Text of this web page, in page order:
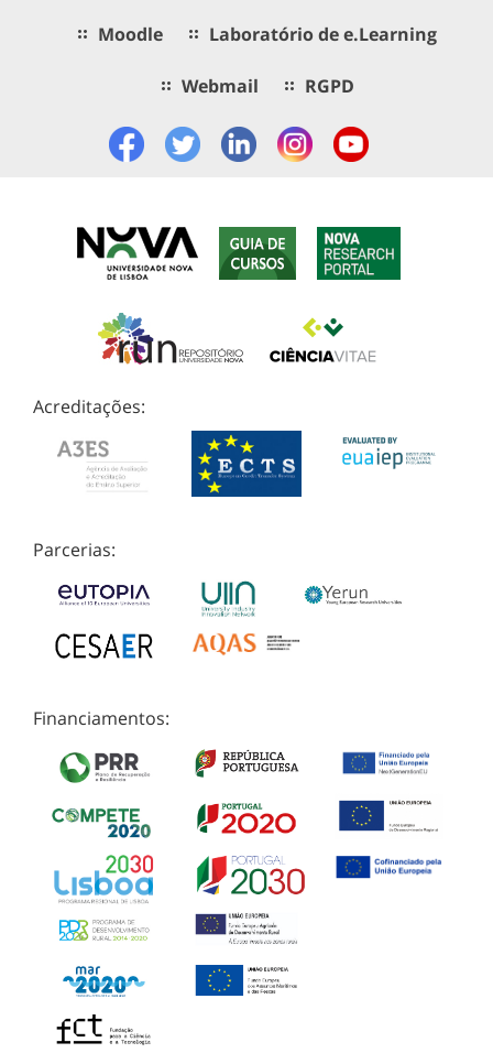
Moodle Laboratório de e.Learning
Webmail RGPD
Acreditações:
Parcerias:
Financiamentos: